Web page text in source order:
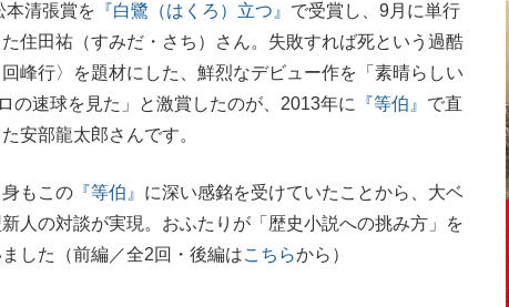
清張賞を 『白鷺（はくろ）立つ』 で受賞し、9月に単行
住田祐（すみだ・さち）さん。失敗すれば死という過酷
峰行〉を題材にした、鮮烈なデビュー作を「素晴らしい
の速球を見た」と激賞したのが、2013年に
『等伯』 で直
安部龍太郎さんです。
もこの 『等伯』 に深い感銘を受けていたことから、大ベ
人の対談が実現。おふたりが「歴史小説への挑み方」を
した（前編／全2回・後編はこちらから）